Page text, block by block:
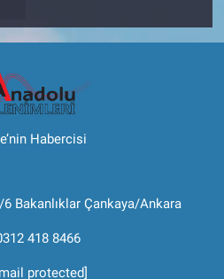
Habercisi
Bakanlıklar Çankaya/Ankara
418 8466
protected]